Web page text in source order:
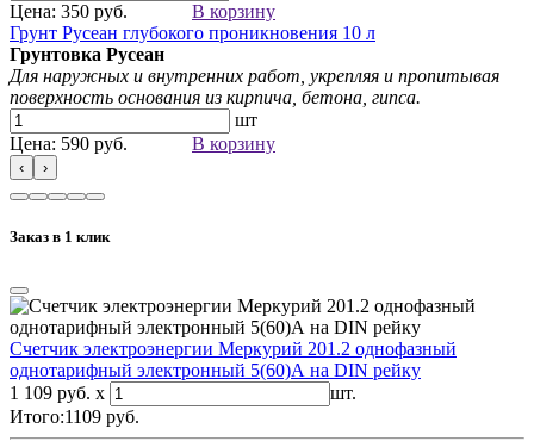
Цена: 350 руб.
В корзину
Грунт Русеан глубокого проникновения 10 л
Грунтовка Русеан
Для наружных и внутренних работ, укрепляя и пропитывая
поверхность основания из кирпича, бетона, гипса.
шт
Цена: 590 руб.
В корзину
‹ ›
Заказ в 1 клик
Счетчик электроэнергии Меркурий 201.2 однофазный
однотарифный электронный 5(60)А на DIN рейку
1 109 руб. x
шт.
Итого:1109 руб.